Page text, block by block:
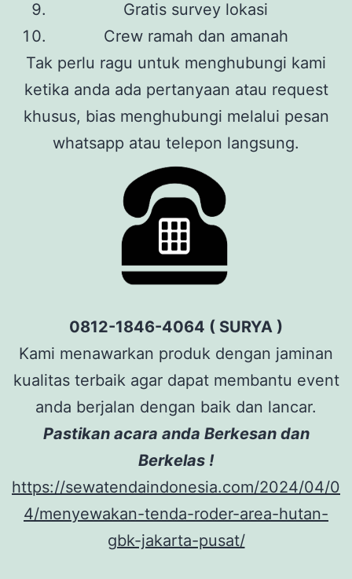
Gratis survey lokasi
Crew ramah dan amanah
Tak perlu ragu untuk menghubungi kami
ketika anda ada pertanyaan atau request
khusus, bias menghubungi melalui pesan
whatsapp atau telepon langsung.
0812-1846-4064 ( SURYA )
Kami menawarkan produk dengan jaminan
kualitas terbaik agar dapat membantu event
anda berjalan dengan baik dan lancar.
Pastikan acara anda Berkesan dan
Berkelas !
https://sewatendaindonesia.com/2024/04/0
4/menyewakan-tenda-roder-area-hutan-
gbk-jakarta-pusat/